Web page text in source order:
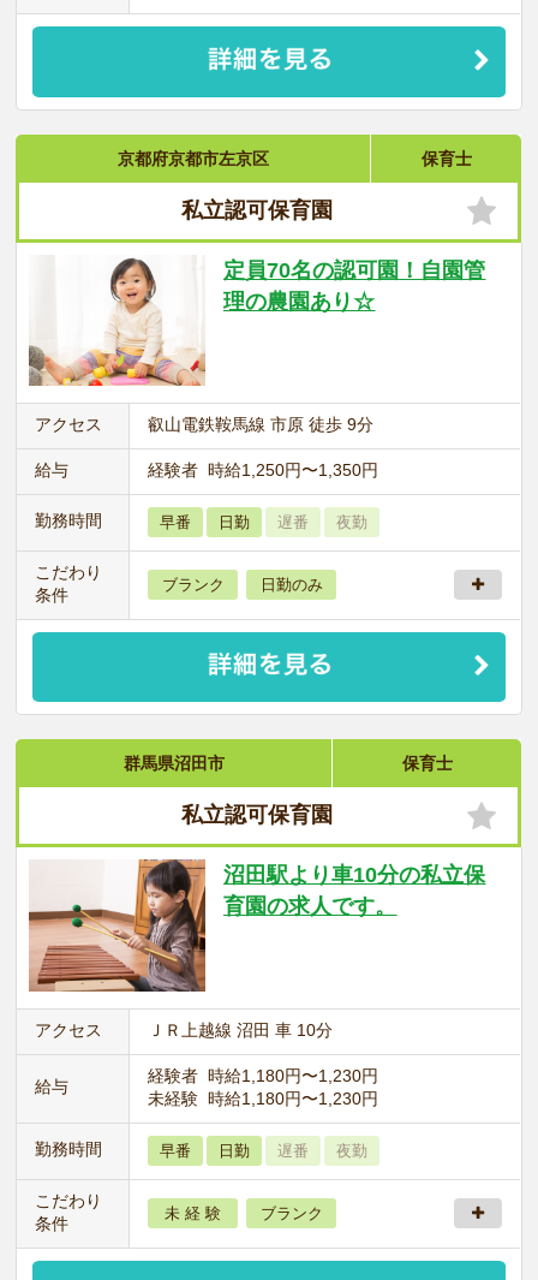
京都府京都市左京区 保育士
私立認可保育園
定員70名の認可園！自園管
理の農園あり☆
アクセス 叡山電鉄鞍馬線 市原 徒歩 9分
給与 経験者 時給1,250円〜1,350円
勤務時間 早番 日勤 遅番 夜勤
こだわり
条件
ブランク 日勤のみ
群馬県沼田市 保育士
私立認可保育園
沼田駅より車10分の私立保
育園の求人です。
アクセス ＪＲ上越線 沼田 車 10分
給与
経験者 時給1,180円〜1,230円
未経験 時給1,180円〜1,230円
勤務時間 早番 日勤 遅番 夜勤
こだわり
条件
未 経 験 ブランク